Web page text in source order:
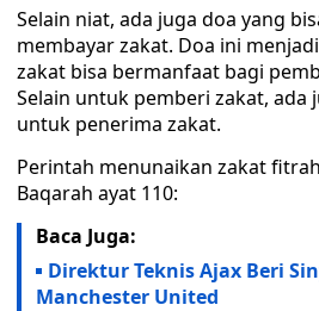
Selain niat, ada juga doa yang
membayar zakat. Doa ini
zakat bisa bermanfaat bagi
Selain untuk pemberi zakat, ada
untuk penerima zakat.
Perintah menunaikan zakat
Baqarah ayat 110:
Baca Juga:
Direktur Teknis Ajax Beri
Manchester United